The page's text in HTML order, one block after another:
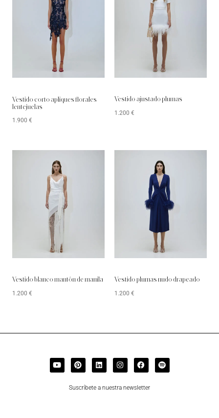
Vestido corto apliques florales
lentejuelas
1.900 €
Vestido ajustado plumas
1.200 €
Vestido blanco mantón de manila
1.200 €
Vestido plumas nudo drapeado
1.200 €
Suscríbete a nuestra newsletter